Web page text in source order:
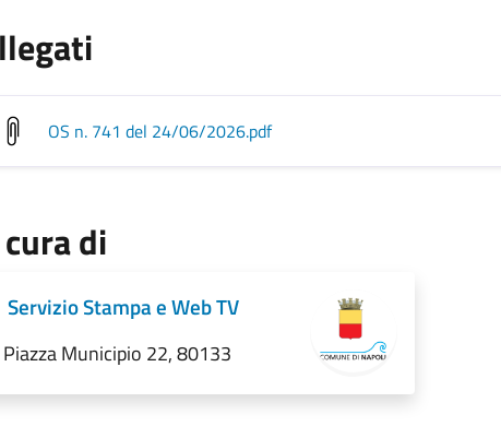
OS n. 741 del 24/06/2026.pdf
di
Servizio Stampa e Web TV
Piazza Municipio 22, 80133